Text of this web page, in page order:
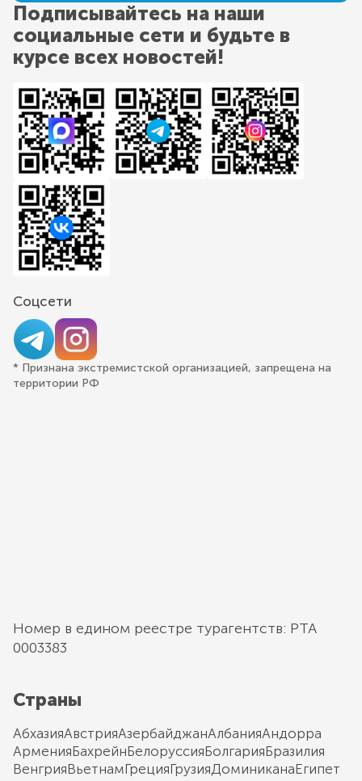
Подписывайтесь на наши
социальные сети и будьте в
курсе всех новостей!
Соцсети
* Признана экстремистской организацией, запрещена на
территории РФ
Номер в едином реестре турагентств: РТА
0003383
Страны
АбхазияАвстрияАзербайджанАлбанияАндорра
АрменияБахрейнБелоруссияБолгарияБразилия
ВенгрияВьетнамГрецияГрузияДоминиканаЕгипет